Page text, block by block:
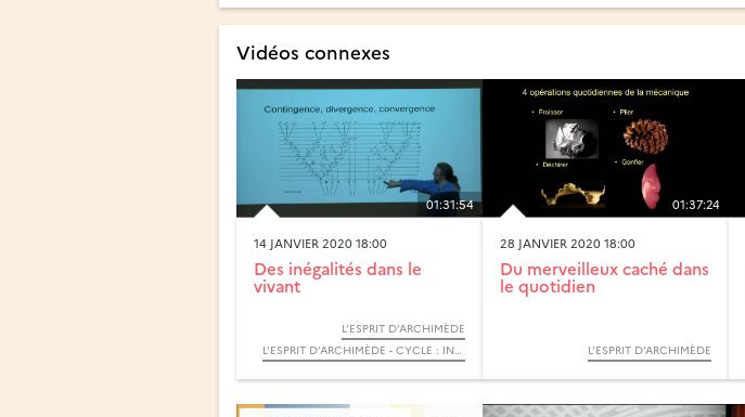
Vidéos connexes
01:31:54
14 JANVIER 2020 18:00
Des inégalités dans le
vivant
L’ESPRIT D’ARCHIMÈDE
L’ESPRIT D’ARCHIMÈDE - CYCLE : INÉGALITÉS
01:37:24
28 JANVIER 2020 18:00
Du merveilleux caché dans
le quotidien
L’ESPRIT D’ARCHIMÈDE